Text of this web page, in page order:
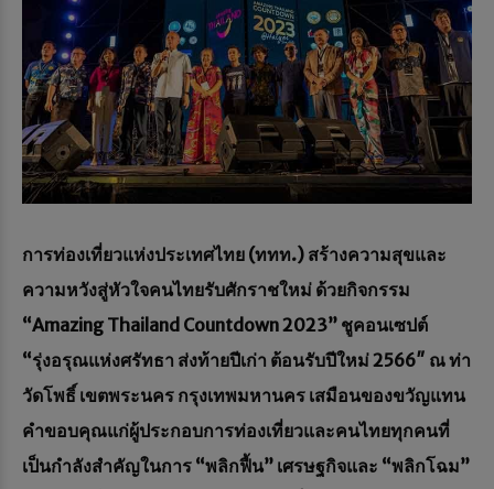
การท่องเที่ยวแห่งประเทศไทย (ททท.) สร้างความสุขและ
ความหวังสู่หัวใจคนไทยรับศักราชใหม่ ด้วยกิจกรรม
“Amazing Thailand Countdown 2023” ชูคอนเซปต์
“รุ่งอรุณแห่งศรัทธา ส่งท้ายปีเก่า ต้อนรับปีใหม่ 2566″ ณ ท่า
วัดโพธิ์ เขตพระนคร กรุงเทพมหานคร เสมือนของขวัญแทน
คำขอบคุณแก่ผู้ประกอบการท่องเที่ยวและคนไทยทุกคนที่
เป็นกำลังสำคัญในการ “พลิกฟื้น” เศรษฐกิจและ “พลิกโฉม”